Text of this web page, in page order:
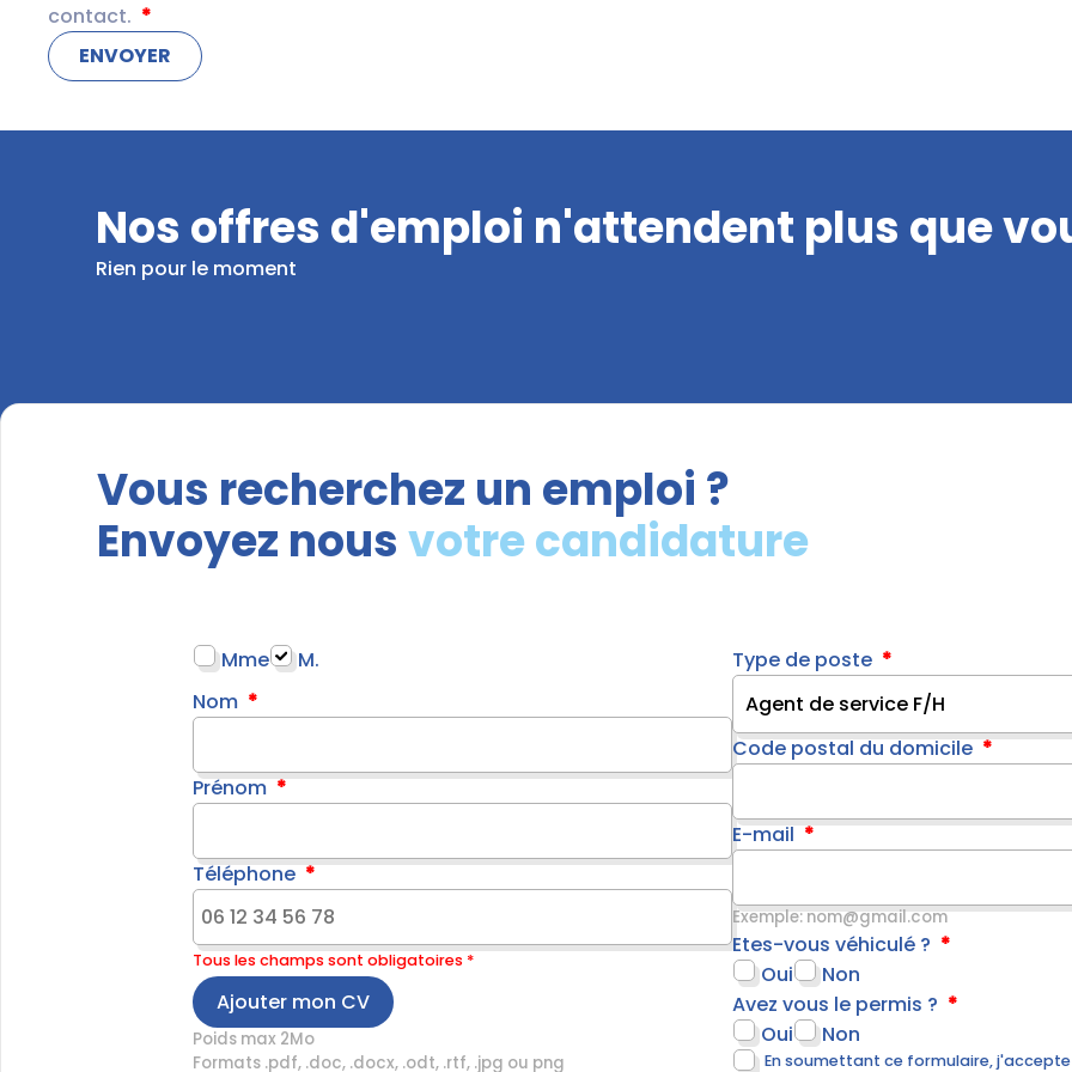
contact.
Nos offres d'emploi n'attendent plus que
Rien pour le moment
Vous recherchez un emploi ?
Envoyez nousvotre candidature
Mme
M.
Nom
Prénom
Téléphone
Tous les champs sont obligatoires *
Ajouter mon CV
Poids max 2Mo
Formats .pdf, .doc, .docx, .odt, .rtf, .jpg ou png
Type de poste
Code postal du domicile
E-mail
Exemple: nom@gmail.com
Etes-vous véhiculé ?
Oui
Non
Avez vous le permis ?
Oui
Non
En soumettant ce formulaire,